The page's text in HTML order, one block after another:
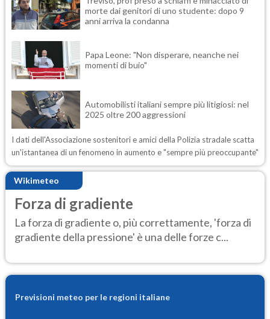
morte dai genitori di uno studente: dopo 9
anni arriva la condanna
Papa Leone: "Non disperare, neanche nei
momenti di buio"
Automobilisti italiani sempre più litigiosi: nel
2025 oltre 200 aggressioni
I dati dell'Associazione sostenitori e amici della Polizia stradale scatta
un'istantanea di un fenomeno in aumento e "sempre più preoccupante"
Wikimeteo
Forza di gradiente
La forza di gradiente o, più correttamente, 'forza di
gradiente della pressione' è una delle forze c...
Previsioni meteo per le regioni italiane